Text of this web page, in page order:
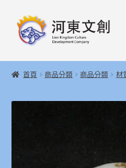
跳
至
跳
至
容
首頁
河東堂獅子博物館
首頁 商品分類 商品分類 材